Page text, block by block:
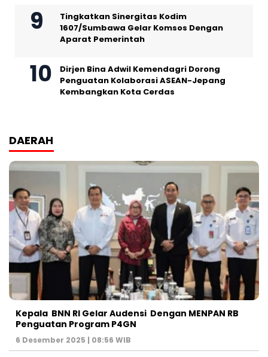
Tingkatkan Sinergitas Kodim
1607/Sumbawa Gelar Komsos Dengan
Aparat Pemerintah
Dirjen Bina Adwil Kemendagri Dorong
Penguatan Kolaborasi ASEAN-Jepang
Kembangkan Kota Cerdas
DAERAH
Kepala BNN RI Gelar Audensi Dengan MENPAN RB
Penguatan Program P4GN
6 Desember 2025 | 08:56 WIB